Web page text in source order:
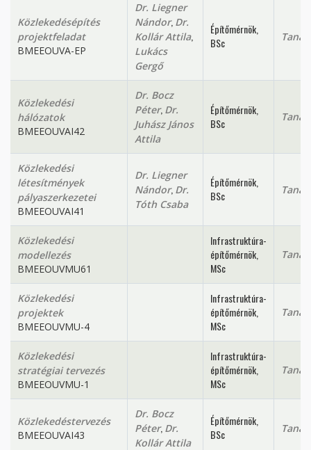
Közlekedésépítés
projektfeladat
BMEEOUVA-EP
Dr. Liegner
Nándor, Dr.
Kollár Attila,
Lukács
Gergő
Építőmérnök,
BSc
Közlekedési
hálózatok
BMEEOUVAI42
Dr. Bocz
Péter, Dr.
Juhász János
Attila
Építőmérnök,
BSc
Közlekedési
létesítmények
pályaszerkezetei
BMEEOUVAI41
Dr. Liegner
Nándor, Dr.
Tóth Csaba
Építőmérnök,
BSc
Közlekedési
modellezés
BMEEOUVMU61
Infrastruktúra-
építőmérnök,
MSc
Közlekedési
projektek
BMEEOUVMU-4
Infrastruktúra-
építőmérnök,
MSc
Közlekedési
stratégiai tervezés
BMEEOUVMU-1
Infrastruktúra-
építőmérnök,
MSc
Közlekedéstervezés
BMEEOUVAI43
Dr. Bocz
Péter, Dr.
Kollár Attila
Építőmérnök,
BSc